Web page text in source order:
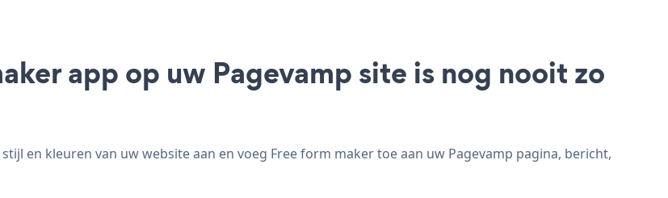
app op uw Pagevamp site is nog nooit zo
en kleuren van uw website aan en voeg Free form maker toe aan uw Pagevamp pagina, bericht,